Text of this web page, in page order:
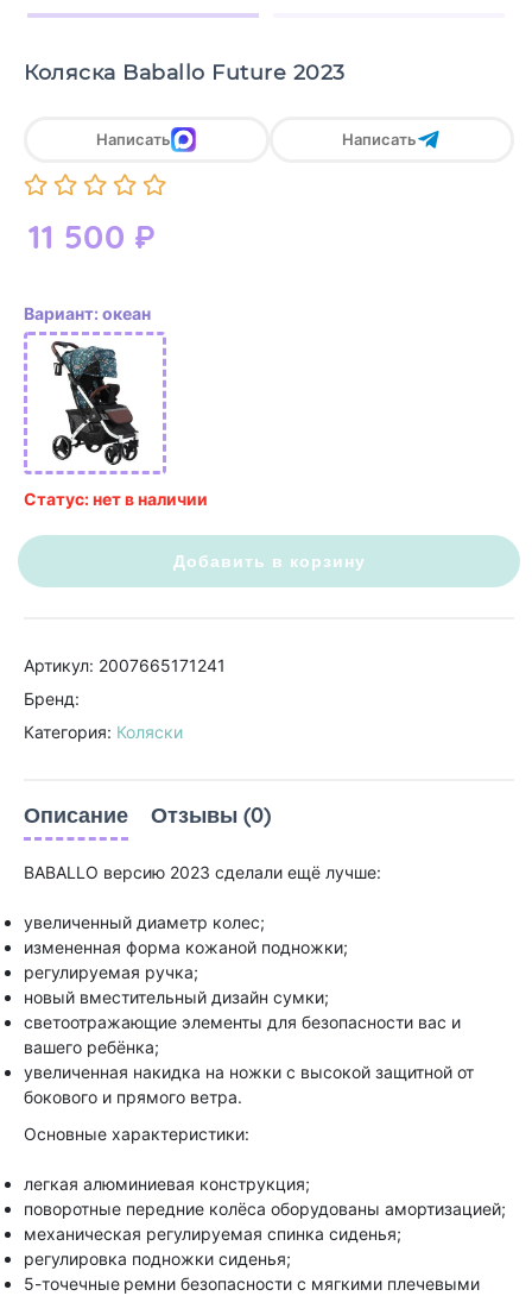
Коляска Baballo Future 2023
11 500 ₽
Написать Написать
Вариант: океан
Статус: нет в наличии
Добавить в корзину
Артикул: 2007665171241
Бренд:
Категория: Коляски
Описание Отзывы (0)
BABALLO версию 2023 сделали ещё лучше:
увеличенный диаметр колес;
измененная форма кожаной подножки;
регулируемая ручка;
новый вместительный дизайн сумки;
светоотражающие элементы для безопасности вас и
вашего ребёнка;
увеличенная накидка на ножки с высокой защитной от
бокового и прямого ветра.
Основные характеристики:
легкая алюминиевая конструкция;
поворотные передние колёса оборудованы амортизацией;
механическая регулируемая спинка сиденья;
регулировка подножки сиденья;
5-точечные ремни безопасности с мягкими плечевыми